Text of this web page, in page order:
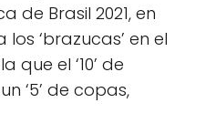
de Brasil 2021, en
‘brazucas’ en el
el ‘10’ de
‘5’ de copas,